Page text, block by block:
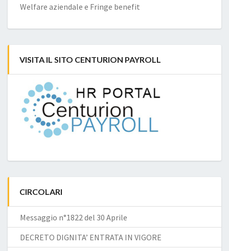
Welfare aziendale e Fringe benefit
VISITA IL SITO CENTURION PAYROLL
CIRCOLARI
Messaggio n°1822 del 30 Aprile
DECRETO DIGNITA’ ENTRATA IN VIGORE